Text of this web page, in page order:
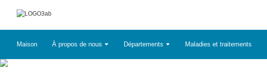
Maison À propos de nous Départements Maladies et traitements